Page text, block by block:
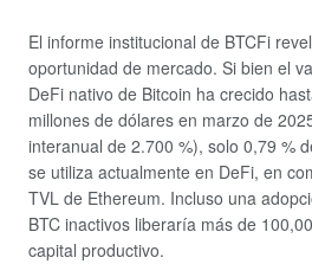
El informe institucional de BTCFi
oportunidad de mercado. Si bien el
DeFi nativo de Bitcoin ha crecido
millones de dólares en marzo de
interanual de 2.700 %), solo 0,79 %
se utiliza actualmente en DeFi, en
TVL de Ethereum. Incluso una
BTC inactivos liberaría más de
capital productivo.